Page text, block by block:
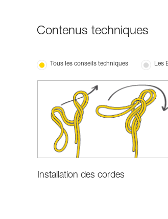
Contenus techniques
Tous les conseils techniques Les
Installation des cordes